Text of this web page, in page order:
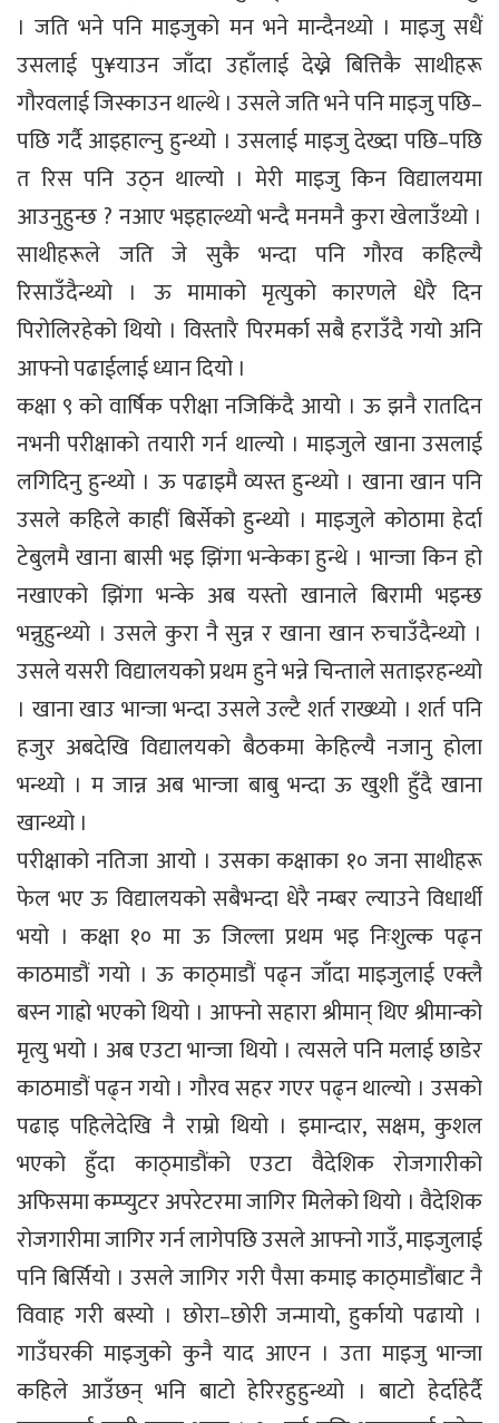
। जति भने पनि माइजुको मन भने मान्दैनथ्यो । माइजु सधैं
उसलाई पु¥याउन जाँदा उहाँलाई देख्ने बित्तिकै साथीहरू
गौरवलाई जिस्काउन थाल्थे । उसले जति भने पनि माइजु पछि–
पछि गर्दै आइहाल्नु हुन्थ्यो । उसलाई माइजु देख्दा पछि–पछि
त रिस पनि उठ्न थाल्यो । मेरी माइजु किन विद्यालयमा
आउनुहुन्छ ? नआए भइहाल्थ्यो भन्दै मनमनै कुरा खेलाउँथ्यो ।
साथीहरूले जति जे सुकै भन्दा पनि गौरव कहिल्यै
रिसाउँदैन्थ्यो । ऊ मामाको मृत्युको कारणले धेरै दिन
पिरोलिरहेको थियो । विस्तारै पिरमर्का सबै हराउँदै गयो अनि
आफ्नो पढाईलाई ध्यान दियो ।
कक्षा ९ को वार्षिक परीक्षा नजिकिंदै आयो । ऊ झनै रातदिन
नभनी परीक्षाको तयारी गर्न थाल्यो । माइजुले खाना उसलाई
लगिदिनु हुन्थ्यो । ऊ पढाइमै व्यस्त हुन्थ्यो । खाना खान पनि
उसले कहिले काहीं बिर्सेको हुन्थ्यो । माइजुले कोठामा हेर्दा
टेबुलमै खाना बासी भइ झिंगा भन्केका हुन्थे । भान्जा किन हो
नखाएको झिंगा भन्के अब यस्तो खानाले बिरामी भइन्छ
भन्नुहुन्थ्यो । उसले कुरा नै सुन्न र खाना खान रुचाउँदैन्थ्यो ।
उसले यसरी विद्यालयको प्रथम हुने भन्ने चिन्ताले सताइरहन्थ्यो
। खाना खाउ भान्जा भन्दा उसले उल्टै शर्त राख्थ्यो । शर्त पनि
हजुर अबदेखि विद्यालयको बैठकमा केहिल्यै नजानु होला
भन्थ्यो । म जान्न अब भान्जा बाबु भन्दा ऊ खुशी हुँदै खाना
खान्थ्यो ।
परीक्षाको नतिजा आयो । उसका कक्षाका १० जना साथीहरू
फेल भए ऊ विद्यालयको सबैभन्दा धेरै नम्बर ल्याउने विधार्थी
भयो । कक्षा १० मा ऊ जिल्ला प्रथम भइ निःशुल्क पढ्न
काठमाडौं गयो । ऊ काठ्माडौं पढ्न जाँदा माइजुलाई एक्लै
बस्न गाह्रो भएको थियो । आफ्नो सहारा श्रीमान् थिए श्रीमान्को
मृत्यु भयो । अब एउटा भान्जा थियो । त्यसले पनि मलाई छाडेर
काठमाडौं पढ्न गयो । गौरव सहर गएर पढ्न थाल्यो । उसको
पढाइ पहिलेदेखि नै राम्रो थियो । इमान्दार, सक्षम, कुशल
भएको हुँदा काठ्माडौंको एउटा वैदेशिक रोजगारीको
अफिसमा कम्प्युटर अपरेटरमा जागिर मिलेको थियो । वैदेशिक
रोजगारीमा जागिर गर्न लागेपछि उसले आफ्नो गाउँ, माइजुलाई
पनि बिर्सियो । उसले जागिर गरी पैसा कमाइ काठ्माडौंबाट नै
विवाह गरी बस्यो । छोरा–छोरी जन्मायो, हुर्कायो पढायो ।
गाउँघरकी माइजुको कुनै याद आएन । उता माइजु भान्जा
कहिले आउँछन् भनि बाटो हेरिरहुहुन्थ्यो । बाटो हेर्दाहेर्दै